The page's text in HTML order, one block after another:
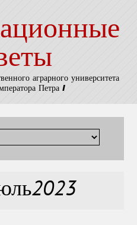
аграрного университета
Петра I